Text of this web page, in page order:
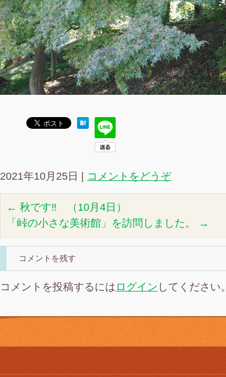
2021年10月25日 コメントをどうぞ
← 秋です‼ （10月4日）
「峠の小さな美術館」を訪問しました。
→
コメントを残す
コメントを投稿するには ログイン してください。